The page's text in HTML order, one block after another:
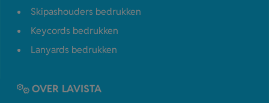
Skipashouders bedrukken
Keycords bedrukken
Lanyards bedrukken
OVER LAVISTA